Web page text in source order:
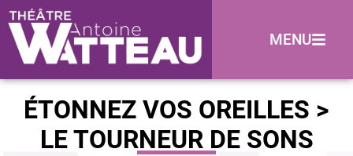
MENU
ÉTONNEZ VOS OREILLES >
LE TOURNEUR DE SONS